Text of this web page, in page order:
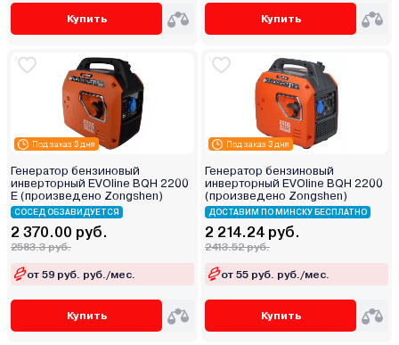
Купить Купить
Под заказ 3 дня
Генератор бензиновый
инверторный EVOline BQH 2200
E (произведено Zongshen)
СОСЕД ОБЗАВИДУЕТСЯ
2 370.00 руб.
2583.3 руб.
от 59 руб. руб./мес.
Купить
Под заказ 3 дня
Генератор бензиновый
инверторный EVOline BQH 2200
(произведено Zongshen)
ДОСТАВИМ ПО МИНСКУ БЕСПЛАТНО
2 214.24 руб.
2413.52 руб.
от 55 руб. руб./мес.
Купить